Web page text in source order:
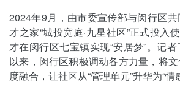
2024年9月，由市委宣传部与闵行区
才之家“城投宽庭·九星社区”正式投入
才在闵行区七宝镇实现“安居梦”。记
以来，闵行区积极调动各方力量，将
度融合，让社区从“管理单元”升华为“情